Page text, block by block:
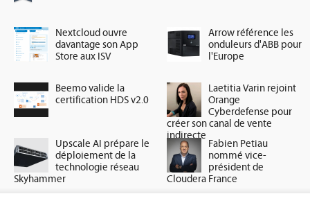
Nextcloud ouvre
davantage son App
Store aux ISV
Arrow référence les
onduleurs d'ABB pour
l'Europe
Beemo valide la
certification HDS v2.0
Laetitia Varin rejoint
Orange
Cyberdefense pour
créer son canal de vente
indirecte
Upscale AI prépare le
déploiement de la
technologie réseau
Skyhammer
Fabien Petiau
nommé vice-
président de
Cloudera France